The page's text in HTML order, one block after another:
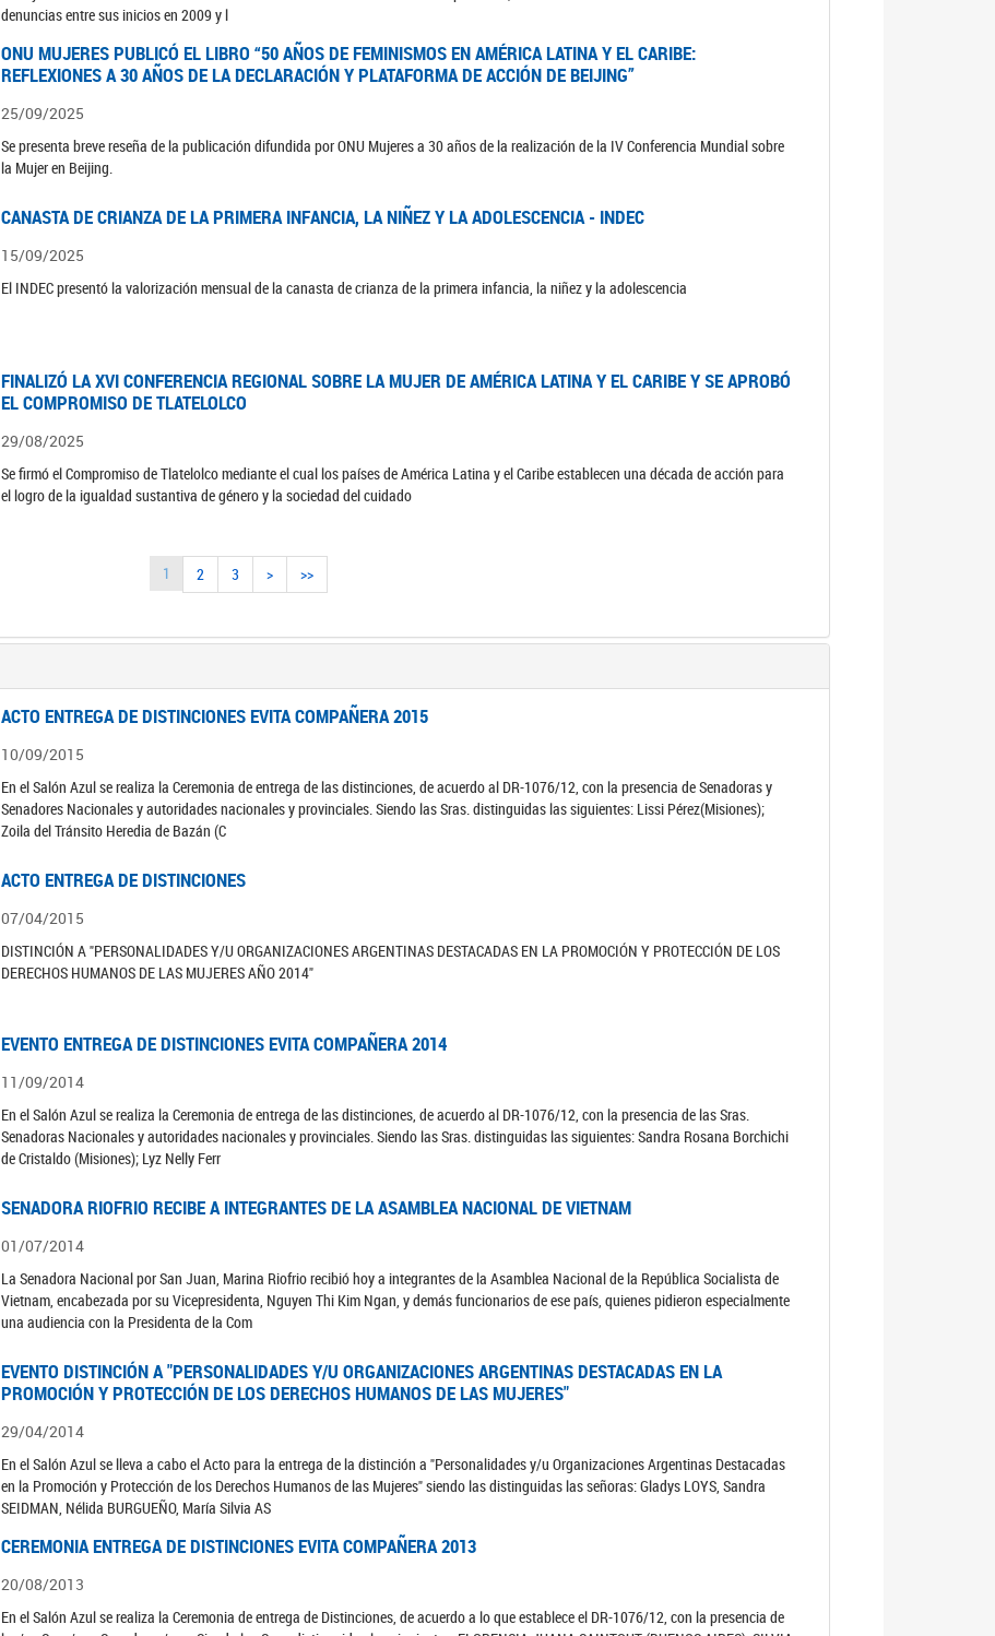
denuncias entre sus inicios en 2009 y l
ONU MUJERES PUBLICÓ EL LIBRO “50 AÑOS DE FEMINISMOS EN AMÉRICA LATINA Y EL CARIBE:
REFLEXIONES A 30 AÑOS DE LA DECLARACIÓN Y PLATAFORMA DE ACCIÓN DE BEIJING”
25/09/2025
Se presenta breve reseña de la publicación difundida por ONU Mujeres a 30 años de la realización de la IV Conferencia Mundial sobre
la Mujer en Beijing.
CANASTA DE CRIANZA DE LA PRIMERA INFANCIA, LA NIÑEZ Y LA ADOLESCENCIA - INDEC
15/09/2025
El INDEC presentó la valorización mensual de la canasta de crianza de la primera infancia, la niñez y la adolescencia
FINALIZÓ LA XVI CONFERENCIA REGIONAL SOBRE LA MUJER DE AMÉRICA LATINA Y EL CARIBE Y SE APROBÓ
EL COMPROMISO DE TLATELOLCO
29/08/2025
Se firmó el Compromiso de Tlatelolco mediante el cual los países de América Latina y el Caribe establecen una década de acción para
el logro de la igualdad sustantiva de género y la sociedad del cuidado
1 2 3 > >>
ACTO ENTREGA DE DISTINCIONES EVITA COMPAÑERA 2015
10/09/2015
En el Salón Azul se realiza la Ceremonia de entrega de las distinciones, de acuerdo al DR-1076/12, con la presencia de Senadoras y
Senadores Nacionales y autoridades nacionales y provinciales. Siendo las Sras. distinguidas las siguientes: Lissi Pérez(Misiones);
Zoila del Tránsito Heredia de Bazán (C
ACTO ENTREGA DE DISTINCIONES
07/04/2015
DISTINCIÓN A "PERSONALIDADES Y/U ORGANIZACIONES ARGENTINAS DESTACADAS EN LA PROMOCIÓN Y PROTECCIÓN DE LOS
DERECHOS HUMANOS DE LAS MUJERES AÑO 2014"
EVENTO ENTREGA DE DISTINCIONES EVITA COMPAÑERA 2014
11/09/2014
En el Salón Azul se realiza la Ceremonia de entrega de las distinciones, de acuerdo al DR-1076/12, con la presencia de las Sras.
Senadoras Nacionales y autoridades nacionales y provinciales. Siendo las Sras. distinguidas las siguientes: Sandra Rosana Borchichi
de Cristaldo (Misiones); Lyz Nelly Ferr
SENADORA RIOFRIO RECIBE A INTEGRANTES DE LA ASAMBLEA NACIONAL DE VIETNAM
01/07/2014
La Senadora Nacional por San Juan, Marina Riofrio recibió hoy a integrantes de la Asamblea Nacional de la República Socialista de
Vietnam, encabezada por su Vicepresidenta, Nguyen Thi Kim Ngan, y demás funcionarios de ese país, quienes pidieron especialmente
una audiencia con la Presidenta de la Com
EVENTO DISTINCIÓN A "PERSONALIDADES Y/U ORGANIZACIONES ARGENTINAS DESTACADAS EN LA
PROMOCIÓN Y PROTECCIÓN DE LOS DERECHOS HUMANOS DE LAS MUJERES"
29/04/2014
En el Salón Azul se lleva a cabo el Acto para la entrega de la distinción a "Personalidades y/u Organizaciones Argentinas Destacadas
en la Promoción y Protección de los Derechos Humanos de las Mujeres" siendo las distinguidas las señoras: Gladys LOYS, Sandra
SEIDMAN, Nélida BURGUEÑO, María Silvia AS
CEREMONIA ENTREGA DE DISTINCIONES EVITA COMPAÑERA 2013
20/08/2013
En el Salón Azul se realiza la Ceremonia de entrega de Distinciones, de acuerdo a lo que establece el DR-1076/12, con la presencia de